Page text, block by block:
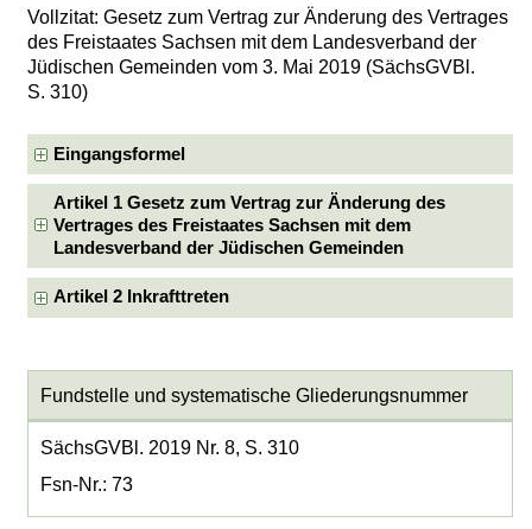
Vollzitat: Gesetz zum Vertrag zur Änderung des Vertrages
des Freistaates Sachsen mit dem Landesverband der
Jüdischen Gemeinden vom 3. Mai 2019 (SächsGVBl.
S. 310)
Eingangsformel
Artikel 1 Gesetz zum Vertrag zur Änderung des
Vertrages des Freistaates Sachsen mit dem
Landesverband der Jüdischen Gemeinden
Artikel 2 Inkrafttreten
Fundstelle und systematische Gliederungsnummer
SächsGVBl. 2019 Nr. 8, S. 310
Fsn-Nr.: 73